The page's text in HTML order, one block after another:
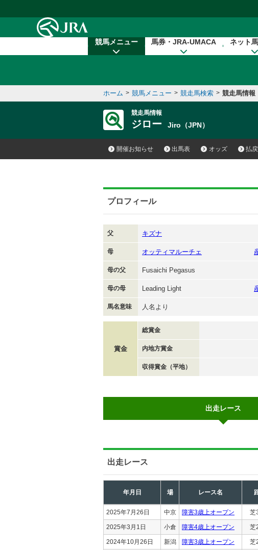
競馬メニュー 馬券・JRA-UMACA ネット
ホーム > 競馬メニュー > 競走馬検索 > 競走馬情報
競走馬情報
ジロー Jiro（JPN）
開催お知らせ 出馬表 オッズ 払
プロフィール
父 キズナ
母 オッティマルーチェ
母の父 Fusaichi Pegasus
母の母 Leading Light
馬名意味 人名より
賞金
総賞金
内地方賞金
収得賞金（平地）
出走レース
出走レース
年月日 場 レース名
2025年7月26日 中京 障害3歳上オープン 芝
2025年3月1日 小倉 障害4歳上オープン 芝
2024年10月26日 新潟 障害3歳上オープン 芝